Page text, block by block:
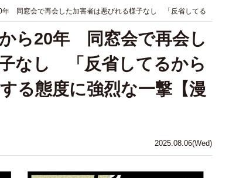
年 同窓会で再会した加害者は悪びれる様子なし 「反省してる
2025.08.06(Wed)
ら20年 同窓会で再会し
なし 「反省してるから
る態度に強烈な一撃【漫